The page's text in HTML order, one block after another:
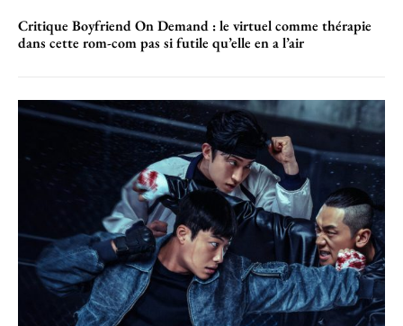
Critique Boyfriend On Demand : le virtuel comme thérapie
dans cette rom-com pas si futile qu’elle en a l’air